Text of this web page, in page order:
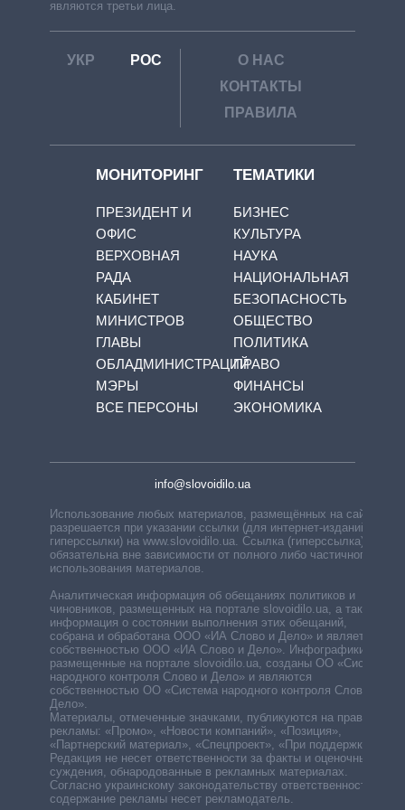
являются третьи лица.
УКР РОС
О НАС
КОНТАКТЫ
ПРАВИЛА
МОНИТОРИНГ
ПРЕЗИДЕНТ И
ОФИС
ВЕРХОВНАЯ
РАДА
КАБИНЕТ
МИНИСТРОВ
ГЛАВЫ
ОБЛАДМИНИСТРАЦИЙ
МЭРЫ
ВСЕ ПЕРСОНЫ
ТЕМАТИКИ
БИЗНЕС
КУЛЬТУРА
НАУКА
НАЦИОНАЛЬНАЯ
БЕЗОПАСНОСТЬ
ОБЩЕСТВО
ПОЛИТИКА
ПРАВО
ФИНАНСЫ
ЭКОНОМИКА
info@slovoidilo.ua
Использование любых материалов, размещённых на сайте,
разрешается при указании ссылки (для интернет-изданий —
гиперссылки) на www.slovoidilo.ua. Ссылка (гиперссылка)
обязательна вне зависимости от полного либо частичного
использования материалов.
Аналитическая информация об обещаниях политиков и
чиновников, размещенных на портале slovoidilo.ua, а также
информация о состоянии выполнения этих обещаний,
собрана и обработана ООО «ИА Слово и Дело» и является
собственностью ООО «ИА Слово и Дело». Инфографики,
размещенные на портале slovoidilo.ua, созданы ОО «Система
народного контроля Слово и Дело» и являются
собственностью ОО «Система народного контроля Слово и
Дело».
Материалы, отмеченные значками, публикуются на правах
рекламы: «Промо», «Новости компаний», «Позиция»,
«Партнерский материал», «Спецпроект», «При поддержке».
Редакция не несет ответственности за факты и оценочные
суждения, обнародованные в рекламных материалах.
Согласно украинскому законодательству ответственность за
содержание рекламы несет рекламодатель.